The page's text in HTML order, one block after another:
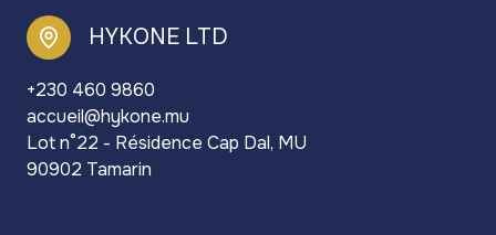
HYKONE LTD
+230 460 9860
accueil@hykone.mu
Lot n°22 - Résidence Cap Dal, MU
90902 Tamarin